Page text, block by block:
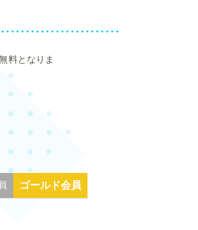
団の保管プラン
料となりま
ゴールド会員